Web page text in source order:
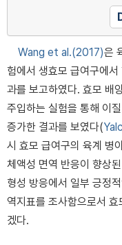
Wang et al.(2017)은
험에서 생효모 급여구에
과를 보고하였다. 효모 배
주입하는 실험을 통해 이
증가한 결과를 보였다(
시 효모 급여구의 육계 병
체액성 면역 반응이 향상
형성 방응에서 일부 긍정
역지표를 조사함으로서
겠다.